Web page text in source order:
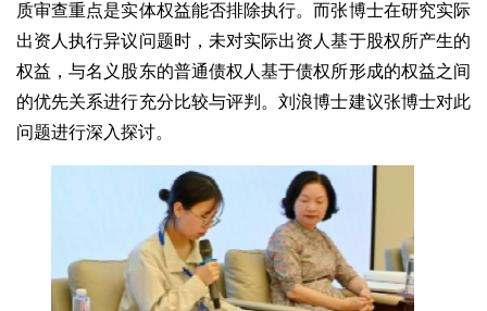
质审查重点是实体权益能否排除执行。而张博士在研究实际
出资人执行异议问题时，未对实际出资人基于股权所产生的
权益，与名义股东的普通债权人基于债权所形成的权益之间
的优先关系进行充分比较与评判。刘浪博士建议张博士对此
问题进行深入探讨。